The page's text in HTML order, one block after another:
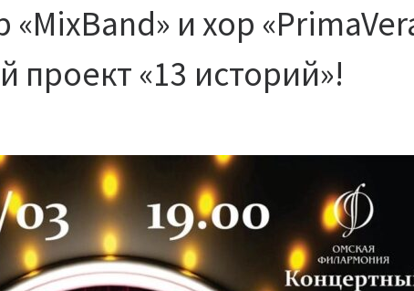
и хор
проект «13 историй»!